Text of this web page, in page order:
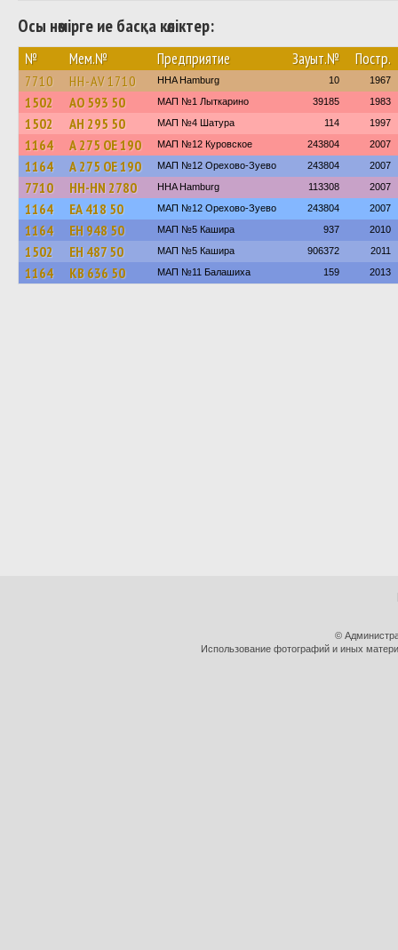
Осы нөмірге ие басқа көліктер:
№ Мем.№ Предприятие Зауыт.№ Постр.
7710 HH-AV 1710 HHA Hamburg 10 1967
1502 АО 593 50 МАП №1 Лыткарино 39185 1983
1502 АН 295 50 МАП №4 Шатура 114 1997
1164 А 275 ОЕ 190 МАП №12 Куровское 243804 2007
1164 А 275 ОЕ 190 МАП №12 Орехово-Зуево 243804 2007
7710 HH-HN 2780 HHA Hamburg 113308 2007
1164 ЕА 418 50 МАП №12 Орехово-Зуево 243804 2007
1164 ЕН 948 50 МАП №5 Кашира 937 2010
1502 ЕН 487 50 МАП №5 Кашира 906372 2011
1164 КВ 636 50 МАП №11 Балашиха 159 2013
©
Использование фотографий и иных